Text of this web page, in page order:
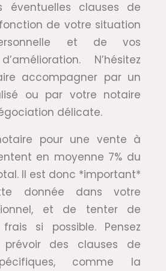
éventuelles clauses de
de votre situation
et de vos
N’hésitez
accompagner par un
ou par votre notaire
délicate.
pour une vente à
en moyenne 7% du
Il est donc *important*
donnée dans votre
et de tenter de
si possible. Pensez
des clauses de
comme la